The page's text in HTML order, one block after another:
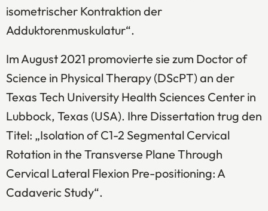
isometrischer Kontraktion der
Adduktorenmuskulatur“.
Im August 2021 promovierte sie zum Doctor of
Science in Physical Therapy (DScPT) an der
Texas Tech University Health Sciences Center in
Lubbock, Texas (USA). Ihre Dissertation trug den
Titel: „Isolation of C1-2 Segmental Cervical
Rotation in the Transverse Plane Through
Cervical Lateral Flexion Pre-positioning: A
Cadaveric Study“.